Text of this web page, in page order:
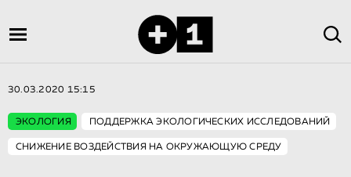
30.03.2020 15:15
ЭКОЛОГИЯ ПОДДЕРЖКА ЭКОЛОГИЧЕСКИХ ИССЛЕДОВАНИЙ
СНИЖЕНИЕ ВОЗДЕЙСТВИЯ НА ОКРУЖАЮЩУЮ СРЕДУ